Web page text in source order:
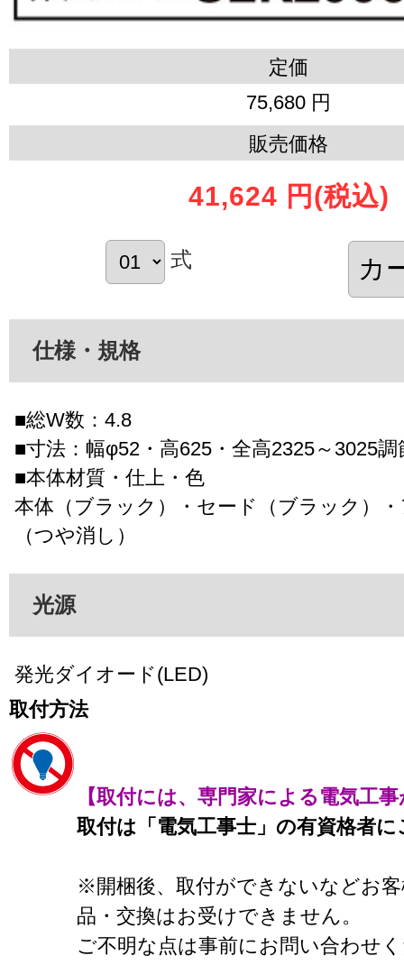
定価
75,680 円
販売価格
41,624 円 (税込)
式
仕様・規格
■総W数：4.8
■寸法：幅φ52・高625・全高2325～3025調
■本体材質・仕上・色
本体（ブラック）・セード（ブラック）
（つや消し）
光源
発光ダイオード(LED)
取付方法
【取付には、専門家による電気工
取付は「電気工事士」の有資格者
※開梱後、取付ができないなどお
品・交換はお受けできません。
ご不明な点は事前にお問い合わせ